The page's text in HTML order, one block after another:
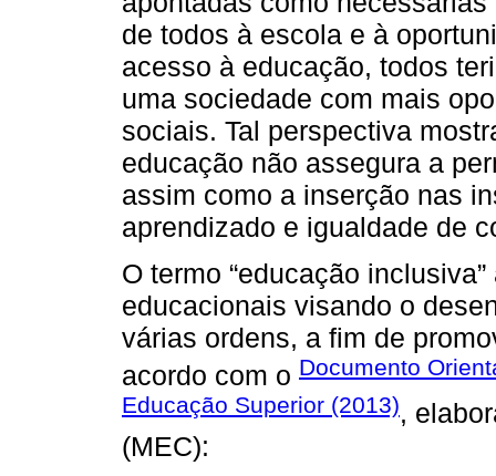
de todos à escola e à
acesso à educação, todos
uma sociedade com mais
sociais. Tal perspectiva
educação não assegura a
assim como a inserção nas
aprendizado e igualdade de
O termo “educação
educacionais visando o
várias ordens, a fim de
acordo com o Documento
Educação Superior (2013),
(MEC):